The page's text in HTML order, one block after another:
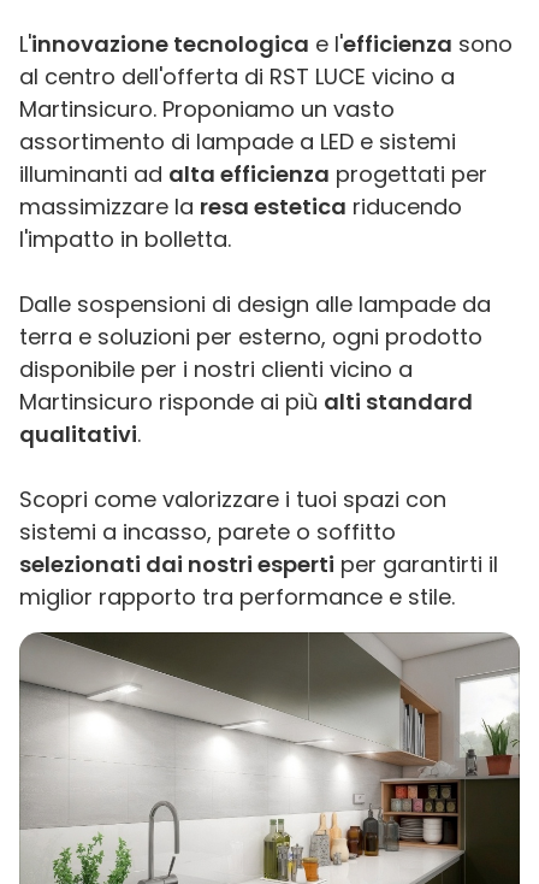
L'innovazione tecnologica e l'efficienza sono
al centro dell'offerta di RST LUCE vicino a
Martinsicuro. Proponiamo un vasto
assortimento di lampade a LED e sistemi
illuminanti ad alta efficienza progettati per
massimizzare la resa estetica riducendo
l'impatto in bolletta.
Dalle sospensioni di design alle lampade da
terra e soluzioni per esterno, ogni prodotto
disponibile per i nostri clienti vicino a
Martinsicuro risponde ai più alti standard
qualitativi.
Scopri come valorizzare i tuoi spazi con
sistemi a incasso, parete o soffitto
selezionati dai nostri esperti per garantirti il
miglior rapporto tra performance e stile.